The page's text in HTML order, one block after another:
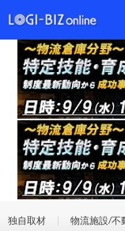
独自取材 物流施設/不